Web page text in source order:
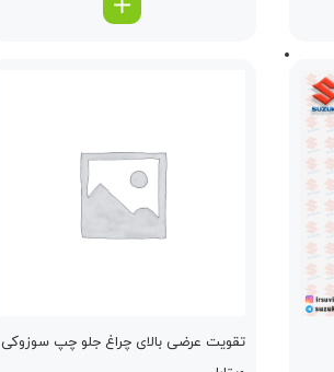
تقویت عرضی بالای چراغ جلو چپ سوزوکی